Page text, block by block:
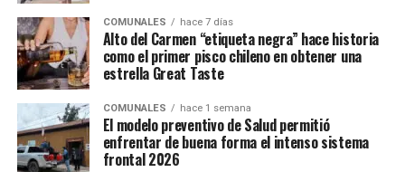
COMUNALES hace 7 días
Alto del Carmen “etiqueta negra” hace historia
como el primer pisco chileno en obtener una
estrella Great Taste
COMUNALES hace 1 semana
El modelo preventivo de Salud permitió
enfrentar de buena forma el intenso sistema
frontal 2026